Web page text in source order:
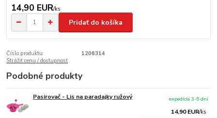
14,90 EUR/ks
Pridať do košíka
Číslo produktu:
1206314
Strážiť cenu / dostupnosť
Podobné produkty
Pasirovač - Lis na paradajky ružový
14,90 EUR/ks
expedícia 3-5 dní